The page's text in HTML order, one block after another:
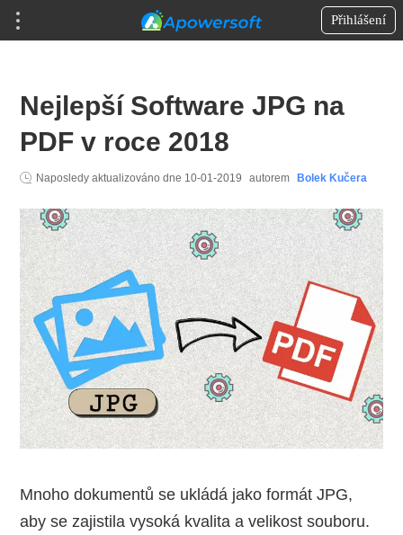
Přihlášení
Nejlepší Software JPG na
PDF v roce 2018
Naposledy aktualizováno dne 10-01-2019 autorem Bolek Kučera
Mnoho dokumentů se ukládá jako formát JPG,
aby se zajistila vysoká kvalita a velikost souboru.